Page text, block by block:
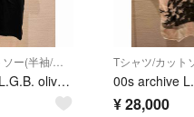
Tシャツ/カットソー(半袖/袖なし)
00s archive L.G.B. olive t-shirt tシャツ 新品
¥28,000